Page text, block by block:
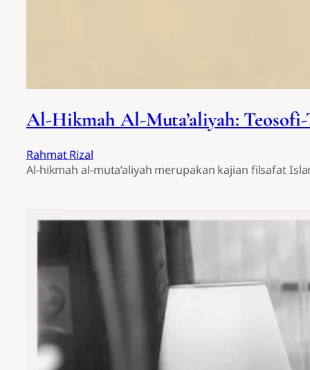
Al-Hikmah Al-Muta’aliyah:
Rahmat Rizal
Al-hikmah al-muta’aliyah merupakan kajian filsafat